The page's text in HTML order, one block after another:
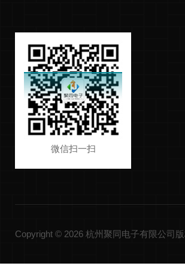
微信扫一扫
Copyright © 2026 杭州聚同电子有限公司